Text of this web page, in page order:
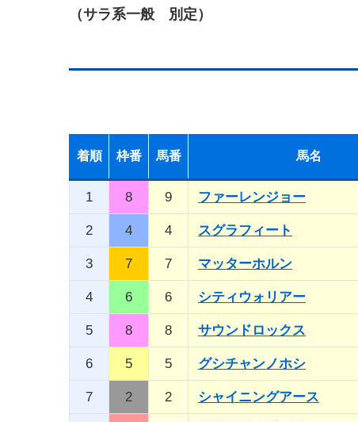
（サラ系一般 別定）
着順 枠番 馬番 馬名
1 8 9 ファーレンジョー
2 4 4 スグラフィート
3 7 7 マッターホルン
4 6 6 シティウォリアー
5 8 8 サウンドロックス
6 5 5 グシチャンノホシ
7 2 2 シャイニングアース